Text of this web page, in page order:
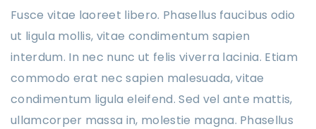
Fusce vitae laoreet libero. Phasellus faucibus odio
ut ligula mollis, vitae condimentum sapien
interdum. In nec nunc ut felis viverra lacinia. Etiam
commodo erat nec sapien malesuada, vitae
condimentum ligula eleifend. Sed vel ante mattis,
ullamcorper massa in, molestie magna. Phasellus